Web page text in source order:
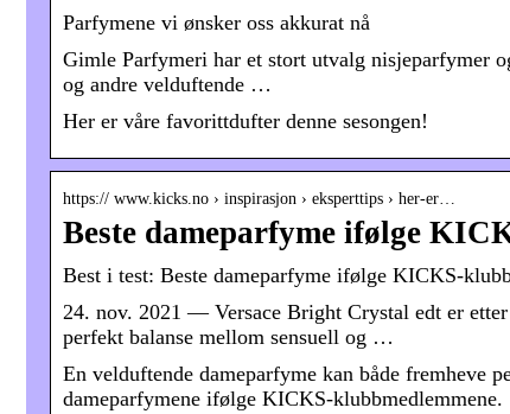
Parfymene vi ønsker oss akkurat nå
Gimle Parfymeri har et stort utvalg nisjeparfymer
og andre velduftende …
Her er våre favorittdufter denne sesongen!
https:// www.kicks.no › inspirasjon › eksperttips › her-er…
Beste dameparfyme ifølge
Best i test: Beste dameparfyme ifølge KICKS-
24. nov. 2021 — Versace Bright Crystal edt er
perfekt balanse mellom sensuell og …
En velduftende dameparfyme kan både fremheve
dameparfymene ifølge KICKS-klubbmedlemmene.